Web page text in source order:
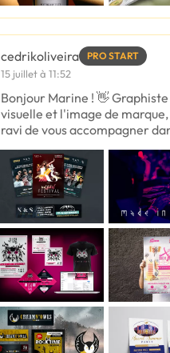
cedrikoliveira PRO START
15 juillet à 11:52
Bonjour Marine ! 👋
visuelle et l'image de
ravi de vous accompagner